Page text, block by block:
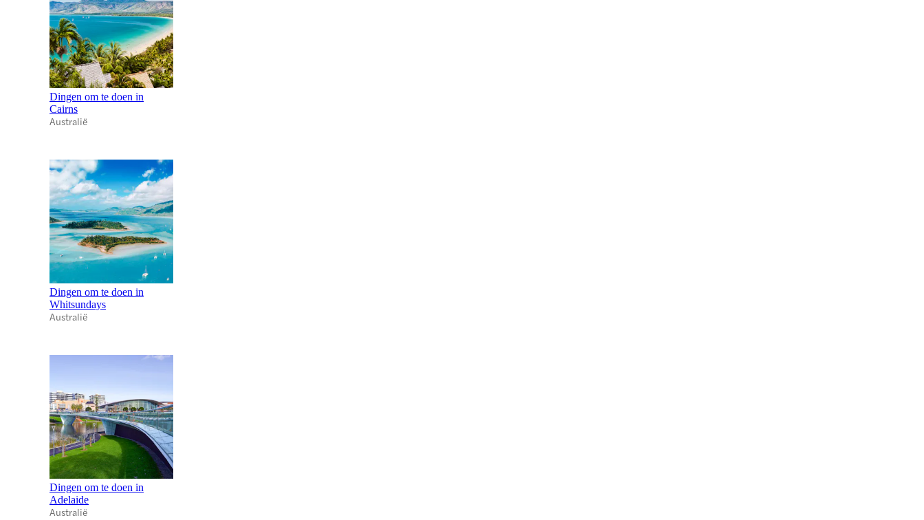
Dingen om te doen in
Cairns
Australië
Dingen om te doen in
Whitsundays
Australië
Dingen om te doen in
Adelaide
Australië